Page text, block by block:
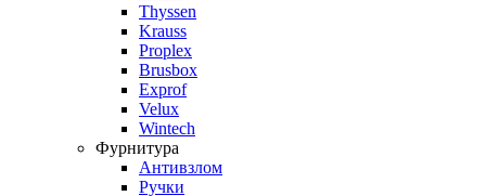
Thyssen
Krauss
Proplex
Brusbox
Exprof
Velux
Wintech
Фурнитура
Антивзлом
Ручки